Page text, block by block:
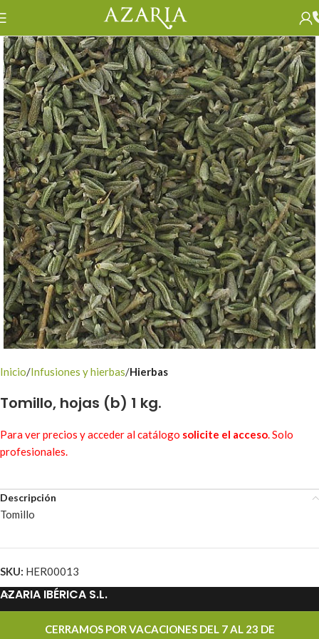
Inicio Infusiones y hierbas Hierbas
Tomillo, hojas (b) 1 kg.
Para ver precios y acceder al catálogo solicite el acceso. Solo
profesionales.
Descripción
Tomillo
SKU: HER00013
AZARIA IBÉRICA S.L.
PROMOCIONESCERRAMOS POR VACACIONES DEL 7 AL 23 DE